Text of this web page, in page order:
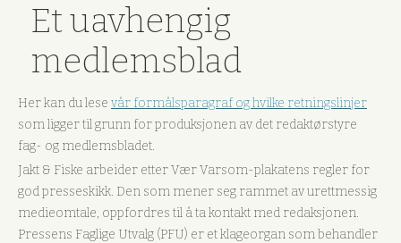
Et uavhengig
medlemsblad
Her kan du lese vår formålsparagraf og hvilke retningslinjer
som ligger til grunn for produksjonen av det redaktørstyre
fag- og medlemsbladet.
Jakt & Fiske arbeider etter Vær Varsom-plakatens regler for
god presseskikk. Den som mener seg rammet av urettmessig
medieomtale, oppfordres til å ta kontakt med redaksjonen.
Pressens Faglige Utvalg (PFU) er et klageorgan som behandler